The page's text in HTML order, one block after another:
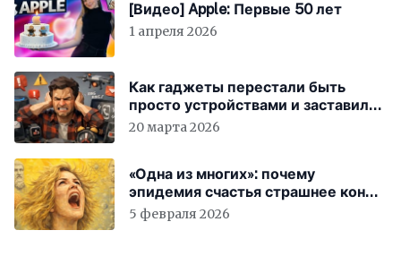
[Видео] Apple: Первые 50 лет
1 апреля 2026
Как гаджеты перестали быть
просто устройствами и заставили
вас бесплатно работать
20 марта 2026
«Одна из многих»: почему
эпидемия счастья страшнее конца
света
5 февраля 2026